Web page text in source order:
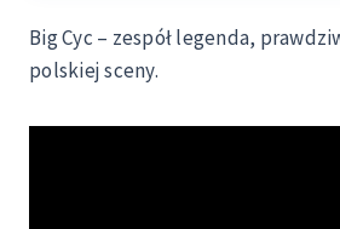
Big Cyc – zespół legenda,
polskiej sceny.